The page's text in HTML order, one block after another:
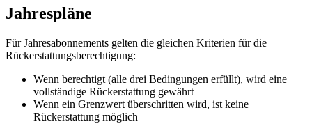
Jahrespläne
Für Jahresabonnements gelten die gleichen Kriterien für die
Rückerstattungsberechtigung:
Wenn berechtigt (alle drei Bedingungen erfüllt), wird eine
vollständige Rückerstattung gewährt
Wenn ein Grenzwert überschritten wird, ist keine
Rückerstattung möglich